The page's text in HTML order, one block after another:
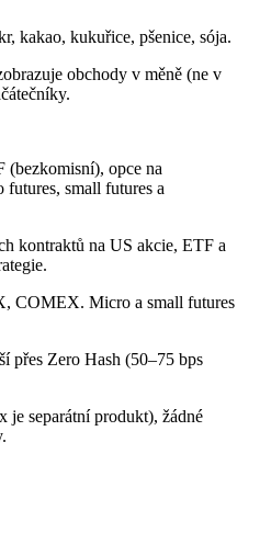
kakao, kukuřice, pšenice, sója.
obchody v měně (ne v
(bezkomisní), opce na
small futures a
kontraktů na US akcie, ETF a
COMEX. Micro a small futures
přes Zero Hash (50–75 bps
je separátní produkt), žádné